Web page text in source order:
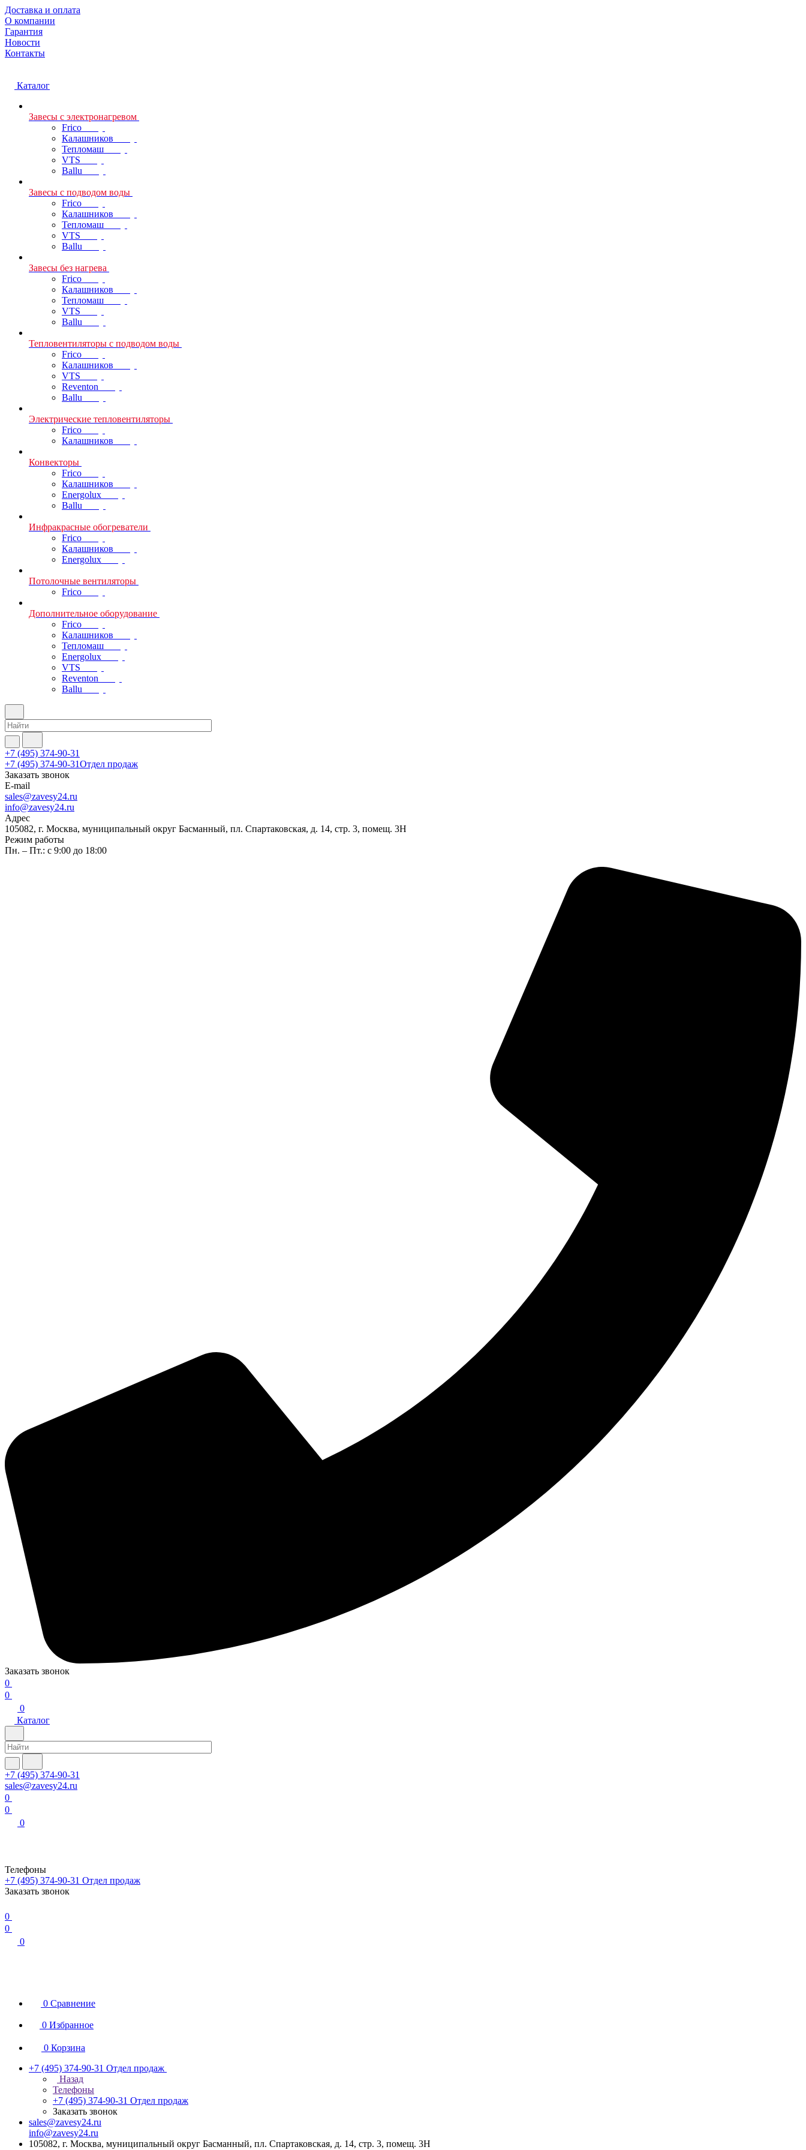
Доставка и оплата
О компании
Гарантия
Новости
Контакты
Каталог
Завесы с электронагревом
Frico
Калашников
Тепломаш
VTS
Ballu
Завесы с подводом воды
Frico
Калашников
Тепломаш
VTS
Ballu
Завесы без нагрева
Frico
Калашников
Тепломаш
VTS
Ballu
Тепловентиляторы с подводом воды
Frico
Калашников
VTS
Reventon
Ballu
Электрические тепловентиляторы
Frico
Калашников
Конвекторы
Frico
Калашников
Energolux
Ballu
Инфракрасные обогреватели
Frico
Калашников
Energolux
Потолочные вентиляторы
Frico
Дополнительное оборудование
Frico
Калашников
Тепломаш
Energolux
VTS
Reventon
Ballu
+7 (495) 374-90-31
+7 (495) 374-90-31Отдел продаж
Заказать звонок
E-mail
sales@zavesy24.ru
info@zavesy24.ru
Адрес
105082, г. Москва, муниципальный округ Басманный, пл. Спартаковская, д. 14, стр. 3, помещ. 3Н
Режим работы
Пн. – Пт.: с 9:00 до 18:00
Заказать звонок
0
0
0
Каталог
+7 (495) 374-90-31
sales@zavesy24.ru
0
0
0
Телефоны
+7 (495) 374-90-31 Отдел продаж
Заказать звонок
0
0
0
0 Сравнение
0 Избранное
0 Корзина
+7 (495) 374-90-31 Отдел продаж
Назад
Телефоны
+7 (495) 374-90-31 Отдел продаж
Заказать звонок
sales@zavesy24.ru
info@zavesy24.ru
105082, г. Москва, муниципальный округ Басманный, пл. Спартаковская, д. 14, стр. 3, помещ. 3Н